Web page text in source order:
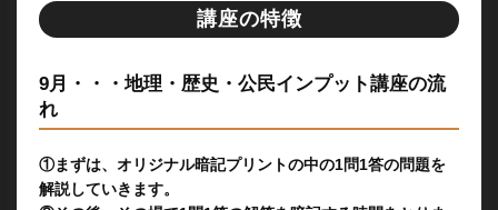
講座の特徴
9月・・・地理・歴史・公民インプット講座の流
れ
①まずは、オリジナル暗記プリントの中の1問1答の問題を
解説していきます。